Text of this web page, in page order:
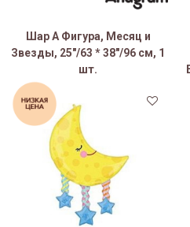
Шар А Фигура, Месяц и
Звезды, 25"/63 * 38"/96 см, 1
шт.